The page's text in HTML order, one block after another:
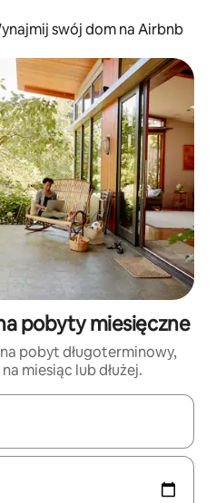
swój dom na Airbnb
pobyty miesięczne
pobyt długoterminowy,
miesiąc lub dłużej.
możesz poruszać się po nich za